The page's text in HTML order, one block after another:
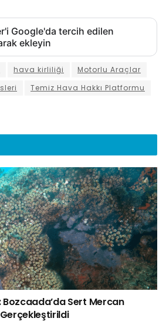
Google'da tercih edilen
ekleyin
hava kirliliği
Motorlu Araçlar
Temiz Hava Hakkı Platformu
Bozcaada’da Sert Mercan